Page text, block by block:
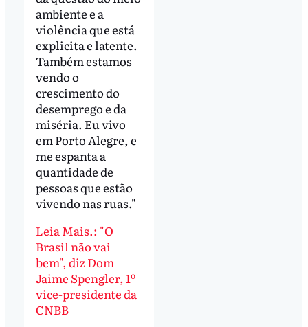
ambiente e a
violência que está
explicita e latente.
Também estamos
vendo o
crescimento do
desemprego e da
miséria. Eu vivo
em Porto Alegre, e
me espanta a
quantidade de
pessoas que estão
vivendo nas ruas."
Leia Mais.: "O
Brasil não vai
bem", diz Dom
Jaime Spengler, 1º
vice-presidente da
CNBB